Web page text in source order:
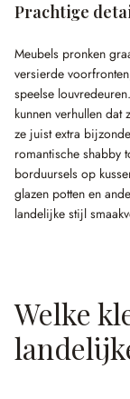
Prachtige
Meubels pronken
versierde
speelse
kunnen verhullen dat
ze juist extra
romantische shabby
borduursels op
glazen potten en
landelijke stijl
Welke